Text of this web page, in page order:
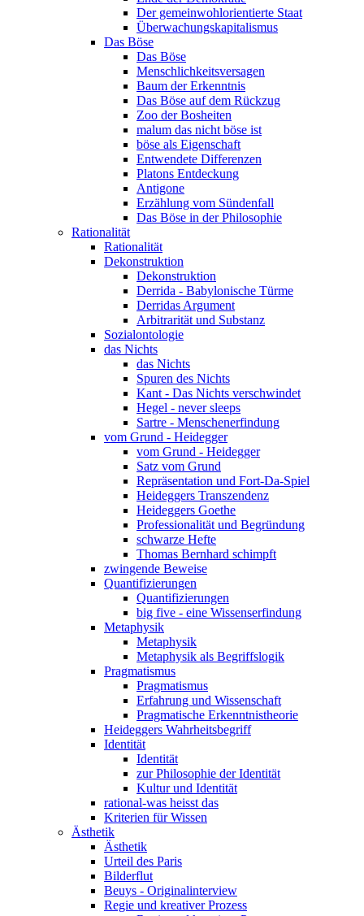
Der gemeinwohlorientierte Staat
Überwachungskapitalismus
Das Böse
Das Böse
Menschlichkeitsversagen
Baum der Erkenntnis
Das Böse auf dem Rückzug
Zoo der Bosheiten
malum das nicht böse ist
böse als Eigenschaft
Entwendete Differenzen
Platons Entdeckung
Antigone
Erzählung vom Sündenfall
Das Böse in der Philosophie
Rationalität
Rationalität
Dekonstruktion
Dekonstruktion
Derrida - Babylonische Türme
Derridas Argument
Arbitrarität und Substanz
Sozialontologie
das Nichts
das Nichts
Spuren des Nichts
Kant - Das Nichts verschwindet
Hegel - never sleeps
Sartre - Menschenerfindung
vom Grund - Heidegger
vom Grund - Heidegger
Satz vom Grund
Repräsentation und Fort-Da-Spiel
Heideggers Transzendenz
Heideggers Goethe
Professionalität und Begründung
schwarze Hefte
Thomas Bernhard schimpft
zwingende Beweise
Quantifizierungen
Quantifizierungen
big five - eine Wissenserfindung
Metaphysik
Metaphysik
Metaphysik als Begriffslogik
Pragmatismus
Pragmatismus
Erfahrung und Wissenschaft
Pragmatische Erkenntnistheorie
Heideggers Wahrheitsbegriff
Identität
Identität
zur Philosophie der Identität
Kultur und Identität
rational-was heisst das
Kriterien für Wissen
Ästhetik
Ästhetik
Urteil des Paris
Bilderflut
Beuys - Originalinterview
Regie und kreativer Prozess